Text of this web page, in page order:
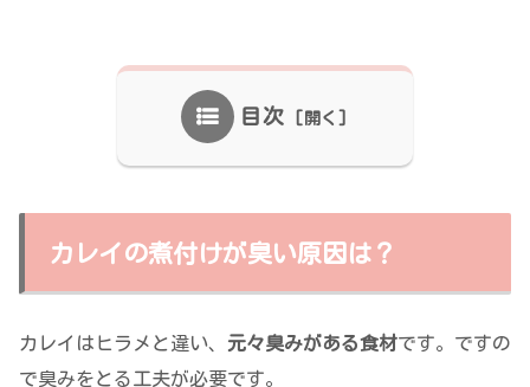
目次
カレイの煮付けが臭い原因は？
カレイはヒラメと違い、 元々臭みがある食材です。ですの
で臭みをとる工夫が必要です。